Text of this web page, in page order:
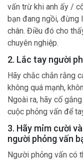
vấn trừ khi anh ấy /
bạn đang ngồi, đừng
chân. Điều đó cho
chuyên nghiệp.
2. Lắc tay người
Hãy chắc chắn rằng
không quá mạnh,
Ngoài ra, hãy cố
cuộc phỏng vấn để
3. Hãy mỉm cười
người phỏng vấn
Người phỏng vấn có